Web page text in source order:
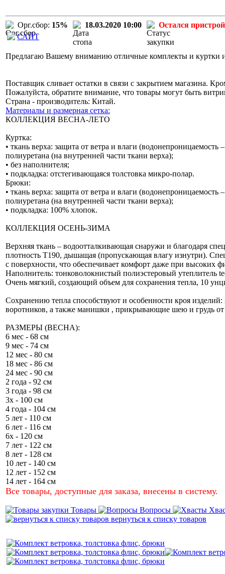
Орг.сбор: 15% 18.03.2020 10:00
Остался пристрой
САЙТ
Предлагаю Вашему вниманию отличные комплекты и куртки
Поставщик сливает остатки в связи с закрытием магазина.
Пожалуйста, обратите внимание, что товары могут быть
Страна - производитель: Китай.
Материалы и размерная сетка:
КОЛЛЕКЦИЯ ВЕСНА-ЛЕТО
Куртка:
• ткань верха: защита от ветра и влаги (водонепроницаемость
полиуретана (на внутренней части ткани верха);
• без наполнителя;
• подкладка: отстегивающаяся толстовка микро-полар.
Брюки:
• ткань верха: защита от ветра и влаги (водонепроницаемость
полиуретана (на внутренней части ткани верха);
• подкладка: 100% хлопок.
КОЛЛЕКЦИЯ ОСЕНЬ-ЗИМА
Верхняя ткань – водоотталкивающая снаружи и благодаря
плотность Т190, дышащая (пропускающая влагу изнутри).
с поверхности, что обеспечивает комфорт даже при высоких
Наполнитель: тонковолокнистый полиэстеровый утеплитель
Очень мягкий, создающий объем для сохранения тепла, 10
Сохранению тепла способствуют и особенности кроя
воротников, а также манишки , прикрывающие шею и грудь от
РАЗМЕРЫ (ВЕСНА):
6 мес - 68 см
9 мес - 74 см
12 мес - 80 см
18 мес - 86 см
24 мес - 90 см
2 года - 92 см
3 года - 98 см
3х - 100 см
4 года - 104 см
5 лет - 110 см
6 лет - 116 см
6х - 120 см
7 лет - 122 см
8 лет - 128 см
10 лет - 140 см
12 лет - 152 см
14 лет - 164 см
Все товары, доступные для заказа, внесены в систему.
Товары Вопросы
вернуться к списку товаров